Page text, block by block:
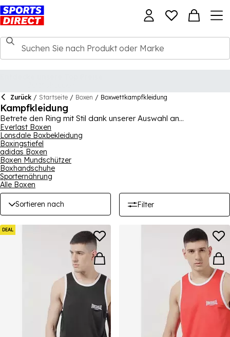
Zurück / Startseite / Boxen / Boxwettkampfkleidung
Kampfkleidung
Betrete den Ring mit Stil dank unserer Auswahl an
Boxbekleidung für Kämpfe und Training. Die Kollektion stammt
von den größten und vertrauenswürdigsten Marken im Sport
wie Everlast, Lonsdale und adidas und bietet eine große
Auswahl an Westen und Shorts. Es gibt auch lässigere Stile für
das Training im Fitnessstudio sowie klassische Box-Looks.
Everlast Boxen
Lonsdale Boxbekleidung
Boxingstiefel
adidas Boxen
Boxen Mundschützer
Boxhandschuhe
Sporternährung
Alle Boxen
Sortieren nach Filter
DEAL